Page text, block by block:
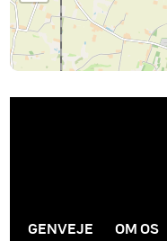
GENVEJE OM OS